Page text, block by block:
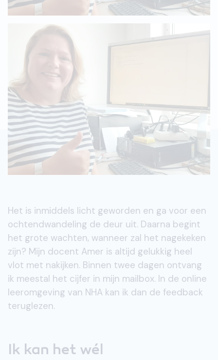
Het is inmiddels licht geworden en ga voor een
ochtendwandeling de deur uit. Daarna begint
het grote wachten, wanneer zal het nagekeken
zijn? Mijn docent Amer is altijd gelukkig heel
vlot met nakijken. Binnen twee dagen ontvang
ik meestal het cijfer in mijn mailbox. In de online
leeromgeving van NHA kan ik dan de feedback
teruglezen.
Ik kan het wél